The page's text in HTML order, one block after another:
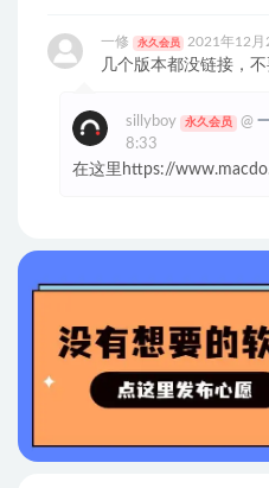
一修 永久会员 2021年12月
几个版本都没链接，
sillyboy 永久会员 @
8:33
在这里https://